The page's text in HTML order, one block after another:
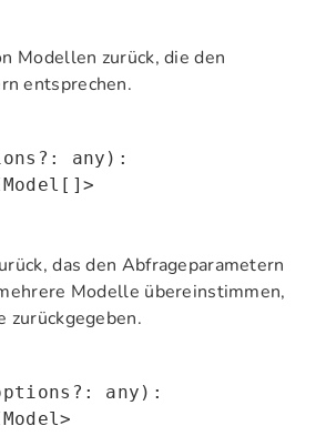
Modellen zurück, die den
entsprechen.
any):
das den Abfrageparametern
Modelle übereinstimmen,
zurückgegeben.
any):